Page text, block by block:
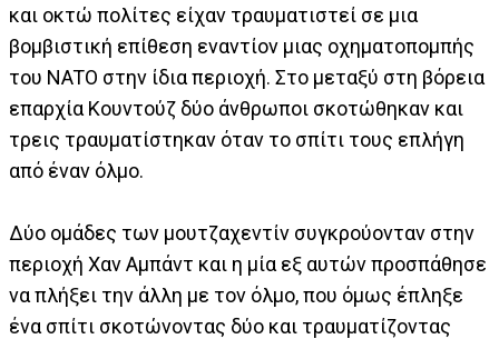
και οκτώ πολίτες είχαν τραυματιστεί σε μια
βομβιστική επίθεση εναντίον μιας οχηματοπομπής
του NATO στην ίδια περιοχή. Στο μεταξύ στη βόρεια
επαρχία Κουντούζ δύο άνθρωποι σκοτώθηκαν και
τρεις τραυματίστηκαν όταν το σπίτι τους επλήγη
από έναν όλμο.
Δύο ομάδες των μουτζαχεντίν συγκρούονταν στην
περιοχή Χαν Αμπάντ και η μία εξ αυτών προσπάθησε
να πλήξει την άλλη με τον όλμο, που όμως έπληξε
ένα σπίτι σκοτώνοντας δύο και τραυματίζοντας